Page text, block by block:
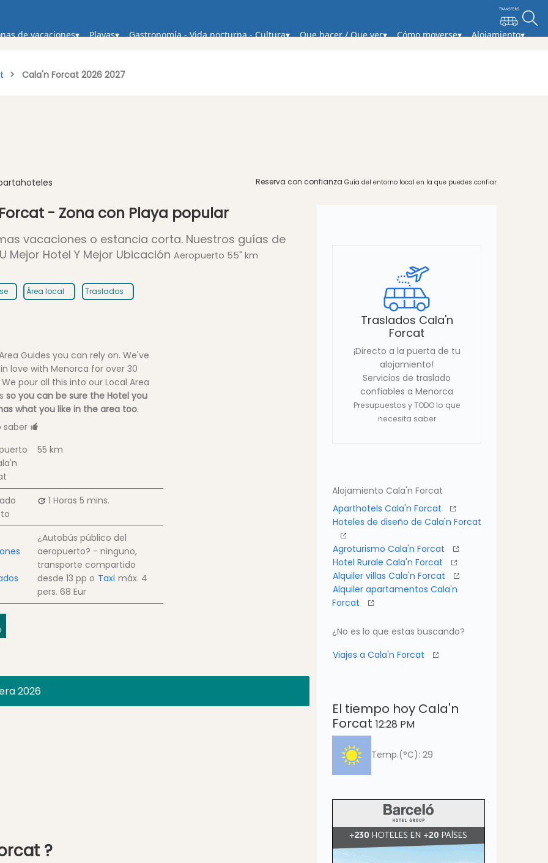
Cala'n Forcat 2026 2027
Reserva con confianza Guía del entorno local en la que puedes confiar
- Zona con Playa popular
vacaciones o estancia corta. Nuestros guías de
Mejor Hotel Y Mejor Ubicación Aeropuerto 55" km
Área local Traslados
Guides you can rely on. We've
love with Menorca for over 30
pour all this into our Local Area
so you can be sure the Hotel you
what you like in the area too.
saber
55 km
1 Horas 5 mins.
¿Autobús público del
aeropuerto? - ninguno,
transporte compartido
desde 13 pp o Taxi máx. 4
pers. 68 Eur
2026
?
Traslados Cala'n
Forcat
¡Directo a la puerta de tu
alojamiento!
Servicios de traslado
confiables a Menorca
Presupuestos y TODO lo que
necesita saber
Alojamiento Cala'n Forcat
Aparthotels Cala'n Forcat
Hoteles de diseño de Cala'n Forcat
Agroturismo Cala'n Forcat
Hotel Rurale Cala'n Forcat
Alquiler villas Cala'n Forcat
Alquiler apartamentos Cala'n
Forcat
¿No es lo que estas buscando?
Viajes a Cala'n Forcat
El tiempo hoy Cala'n
Forcat 12:28 PM
Temp.(°C): 29
de vacaciones Playas Gastronomía - Vida nocturna - Cultura Que hacer / Que ver Cómo moverse Alojamiento